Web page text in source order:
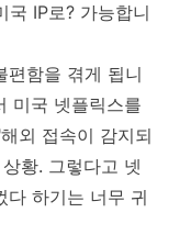
국 IP로? 가능합니
편함을 겪게 됩니
미국 넷플릭스를
외 접속이 감지되
황. 그렇다고 넷
다 하기는 너무 귀